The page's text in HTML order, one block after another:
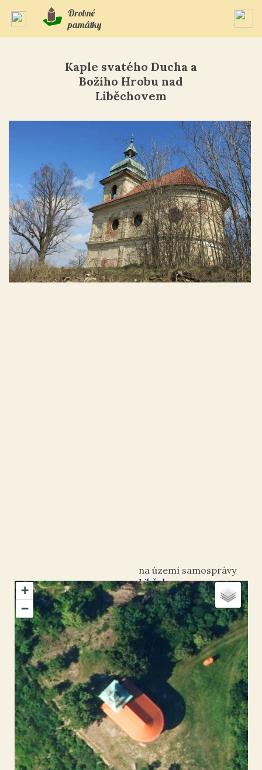
Drobné
památky
Kaple svatého Ducha a
Božího Hrobu nad
Liběchovem
+
−
Liběchov
okres Mělník
Liběchov
50.406082,14.448995
Kaple